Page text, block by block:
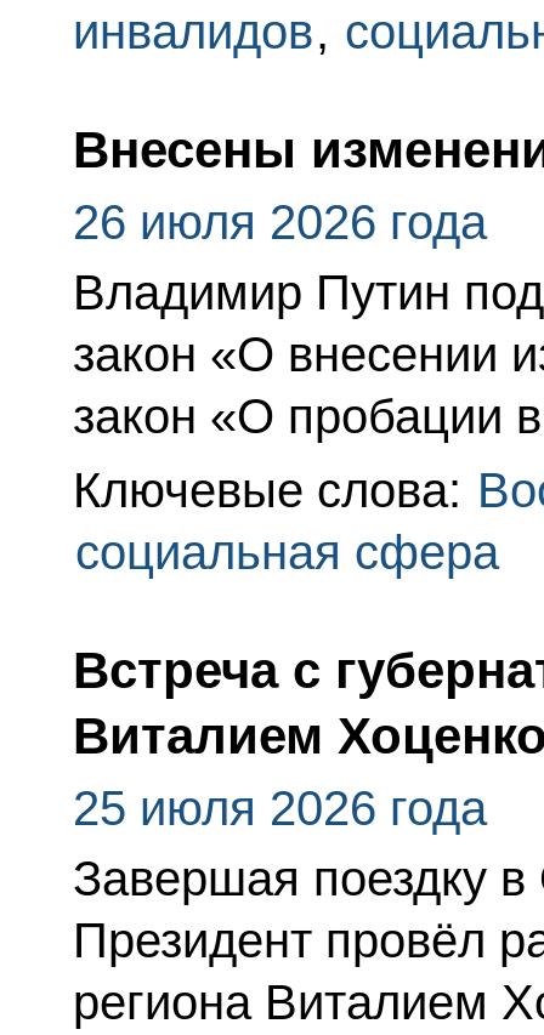
инвалидов,
Внесены
26 июля 2026 года
Владимир Путин
закон «О внесении
закон «О пробации
Ключевые слова:
социальная сфера
Встреча с
Виталием
25 июля 2026 года
Завершая поездку
Президент провёл
региона Виталием